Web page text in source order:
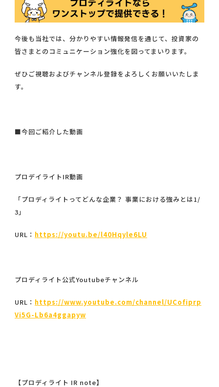
今後も当社では、分かりやすい情報発信を通じて、投資家の
皆さまとのコミュニケーション強化を図ってまいります。
ぜひご視聴およびチャンネル登録をよろしくお願いいたしま
す。
■今回ご紹介した動画
プロデイライトIR動画
「プロディライトってどんな企業？ 事業における強みとは1/
3」
URL： https://youtu.be/l40Hqyle6LU
プロディライト公式Youtubeチャンネル
URL： https://www.youtube.com/channel/UCofiprp
Vi5G-Lb6a4ggapyw
【プロディライト IR note】